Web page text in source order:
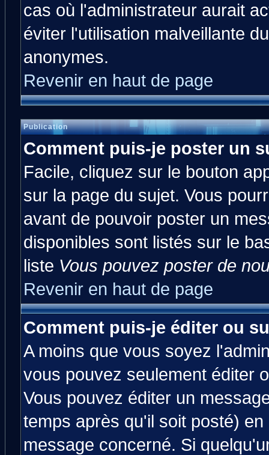
cas où l'administrateur aurait
éviter l'utilisation malveillante
anonymes.
Revenir en haut de page
Publication
Comment puis-je poster un
Facile, cliquez sur le bouton
sur la page du sujet. Vous
avant de pouvoir poster un
disponibles sont listés sur le
liste Vous pouvez poster de
Revenir en haut de page
Comment puis-je éditer ou
A moins que vous soyez
vous pouvez seulement éditer
Vous pouvez éditer un
temps après qu'il soit posté)
message concerné. Si